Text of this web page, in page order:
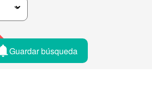
Guardar búsqueda